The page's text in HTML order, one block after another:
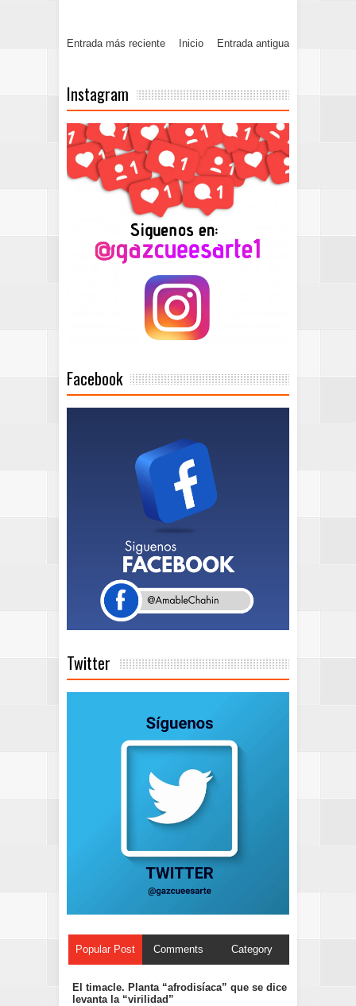
Entrada más reciente Entrada antigua
Inicio
Instagram
Facebook
Twitter
Popular Post Comments Category
El timacle. Planta “afrodisíaca” que se dice
levanta la “virilidad”